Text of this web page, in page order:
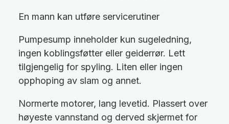
En mann kan utføre servicerutiner
Pumpesump inneholder kun sugeledning,
ingen koblingsføtter eller geiderrør. Lett
tilgjengelig for spyling. Liten eller ingen
opphoping av slam og annet.
Normerte motorer, lang levetid. Plassert over
høyeste vannstand og derved skjermet for